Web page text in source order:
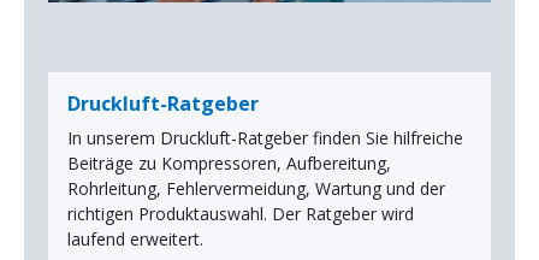
Druckluft-Ratgeber
In unserem Druckluft-Ratgeber finden Sie hilfreiche
Beiträge zu Kompressoren, Aufbereitung,
Rohrleitung, Fehlervermeidung, Wartung und der
richtigen Produktauswahl. Der Ratgeber wird
laufend erweitert.